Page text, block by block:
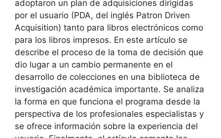
adoptaron un plan de adquisiciones dirigidas
por el usuario (PDA, del inglés Patron Driven
Acquisition) tanto para libros electrónicos como
para los libros impresos. En este artículo se
describe el proceso de la toma de decisión que
dio lugar a un cambio permanente en el
desarrollo de colecciones en una biblioteca de
investigación académica importante. Se analiza
la forma en que funciona el programa desde la
perspectiva de los profesionales especialistas y
se ofrece información sobre la experiencia del